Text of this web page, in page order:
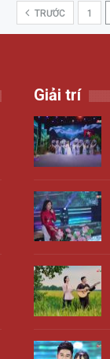
TRƯỚC 1
Giải trí